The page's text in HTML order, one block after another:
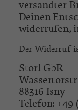
versandter
Deinen
widerrufen,
Der Widerruf
Storl GbR
88316 Isny
Telefon: +49